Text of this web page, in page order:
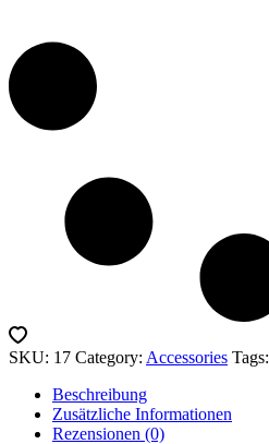
SKU: 17 Category: Accessories Tags:
Beschreibung
Zusätzliche Informationen
Rezensionen (0)